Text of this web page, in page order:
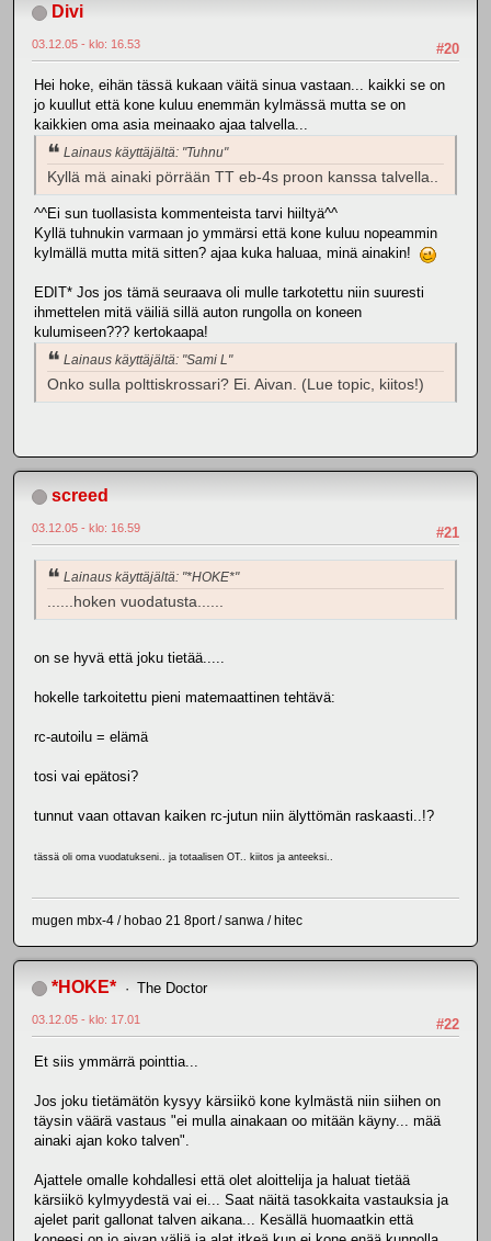
Divi
#20
03.12.05 - klo: 16.53
Hei hoke, eihän tässä kukaan väitä sinua vastaan... kaikki se on
jo kuullut että kone kuluu enemmän kylmässä mutta se on
kaikkien oma asia meinaako ajaa talvella...
Lainaus käyttäjältä: "Tuhnu"
Kyllä mä ainaki pörrään TT eb-4s proon kanssa talvella..
^^Ei sun tuollasista kommenteista tarvi hiiltyä^^
Kyllä tuhnukin varmaan jo ymmärsi että kone kuluu nopeammin
kylmällä mutta mitä sitten? ajaa kuka haluaa, minä ainakin!
EDIT* Jos jos tämä seuraava oli mulle tarkotettu niin suuresti
ihmettelen mitä väiliä sillä auton rungolla on koneen
kulumiseen??? kertokaapa!
Lainaus käyttäjältä: "Sami L"
Onko sulla polttiskrossari? Ei. Aivan. (Lue topic, kiitos!)
screed
#21
03.12.05 - klo: 16.59
Lainaus käyttäjältä: "*HOKE*"
......hoken vuodatusta......
on se hyvä että joku tietää.....
hokelle tarkoitettu pieni matemaattinen tehtävä:
rc-autoilu = elämä
tosi vai epätosi?
tunnut vaan ottavan kaiken rc-jutun niin älyttömän raskaasti..!?
tässä oli oma vuodatukseni.. ja totaalisen OT.. kiitos ja anteeksi..
mugen mbx-4 / hobao 21 8port / sanwa / hitec
*HOKE* The Doctor
#22
03.12.05 - klo: 17.01
Et siis ymmärrä pointtia...
Jos joku tietämätön kysyy kärsiikö kone kylmästä niin siihen on
täysin väärä vastaus "ei mulla ainakaan oo mitään käyny... mää
ainaki ajan koko talven".
Ajattele omalle kohdallesi että olet aloittelija ja haluat tietää
kärsiikö kylmyydestä vai ei... Saat näitä tasokkaita vastauksia ja
ajelet parit gallonat talven aikana... Kesällä huomaatkin että